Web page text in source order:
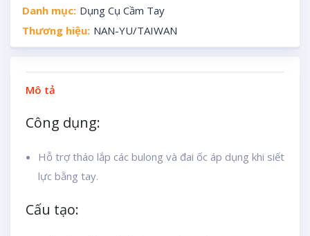
Danh mục: Dụng Cụ Cầm Tay
Thương hiệu: NAN-YU/TAIWAN
Mô tả
Công dụng:
Hỗ trợ tháo lắp các bulong và đai ốc áp dụng khi siết
lực bằng tay.
Cấu tạo: